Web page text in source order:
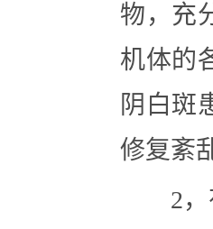
物，充
机体的
阴白斑
修复紊
2